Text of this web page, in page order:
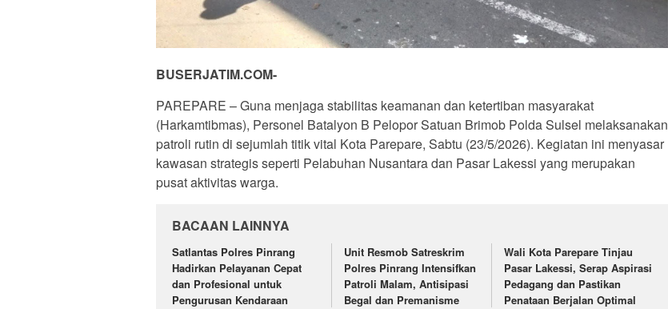
BUSERJATIM.COM-
PAREPARE – Guna menjaga stabilitas keamanan dan ketertiban masyarakat
(Harkamtibmas), Personel Batalyon B Pelopor Satuan Brimob Polda Sulsel melaksanakan
patroli rutin di sejumlah titik vital Kota Parepare, Sabtu (23/5/2026). Kegiatan ini menyasar
kawasan strategis seperti Pelabuhan Nusantara dan Pasar Lakessi yang merupakan
pusat aktivitas warga.
BACAAN LAINNYA
Satlantas Polres Pinrang
Hadirkan Pelayanan Cepat
dan Profesional untuk
Pengurusan Kendaraan
Unit Resmob Satreskrim
Polres Pinrang Intensifkan
Patroli Malam, Antisipasi
Begal dan Premanisme
Wali Kota Parepare Tinjau
Pasar Lakessi, Serap Aspirasi
Pedagang dan Pastikan
Penataan Berjalan Optimal